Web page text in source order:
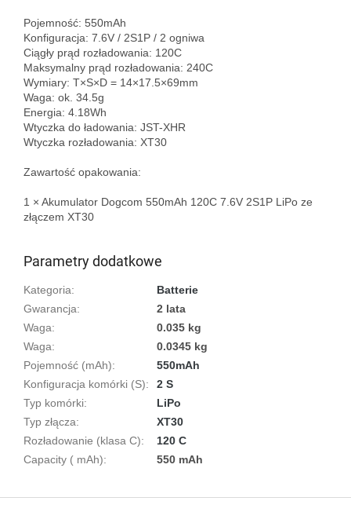
Pojemność: 550mAh
Konfiguracja: 7.6V / 2S1P / 2 ogniwa
Ciągły prąd rozładowania: 120C
Maksymalny prąd rozładowania: 240C
Wymiary: T×S×D = 14×17.5×69mm
Waga: ok. 34.5g
Energia: 4.18Wh
Wtyczka do ładowania: JST-XHR
Wtyczka rozładowania: XT30
Zawartość opakowania:
1 × Akumulator Dogcom 550mAh 120C 7.6V 2S1P LiPo ze
złączem XT30
Parametry dodatkowe
Kategoria:
Batterie
Gwarancja:
2 lata
Waga:
0.035 kg
Waga:
0.0345 kg
Pojemność (mAh):
550mAh
Konfiguracja komórki (S):
2 S
Typ komórki:
LiPo
Typ złącza:
XT30
Rozładowanie (klasa C):
120 C
Capacity ( mAh): 550 mAh